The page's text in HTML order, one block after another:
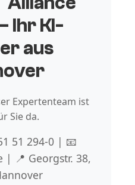
Ihr KI-
aus
Expertenteam ist
Sie da.
51 294-0 | 📧
| 📍 Georgstr. 38,